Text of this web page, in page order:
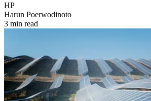
HP
Harun Poerwodinoto
3 min read